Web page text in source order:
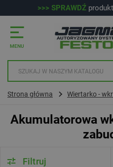
>>> SPRAWDŹ
MENU
Strona główna Wiertarko -
Akumulatorowa
Filtruj